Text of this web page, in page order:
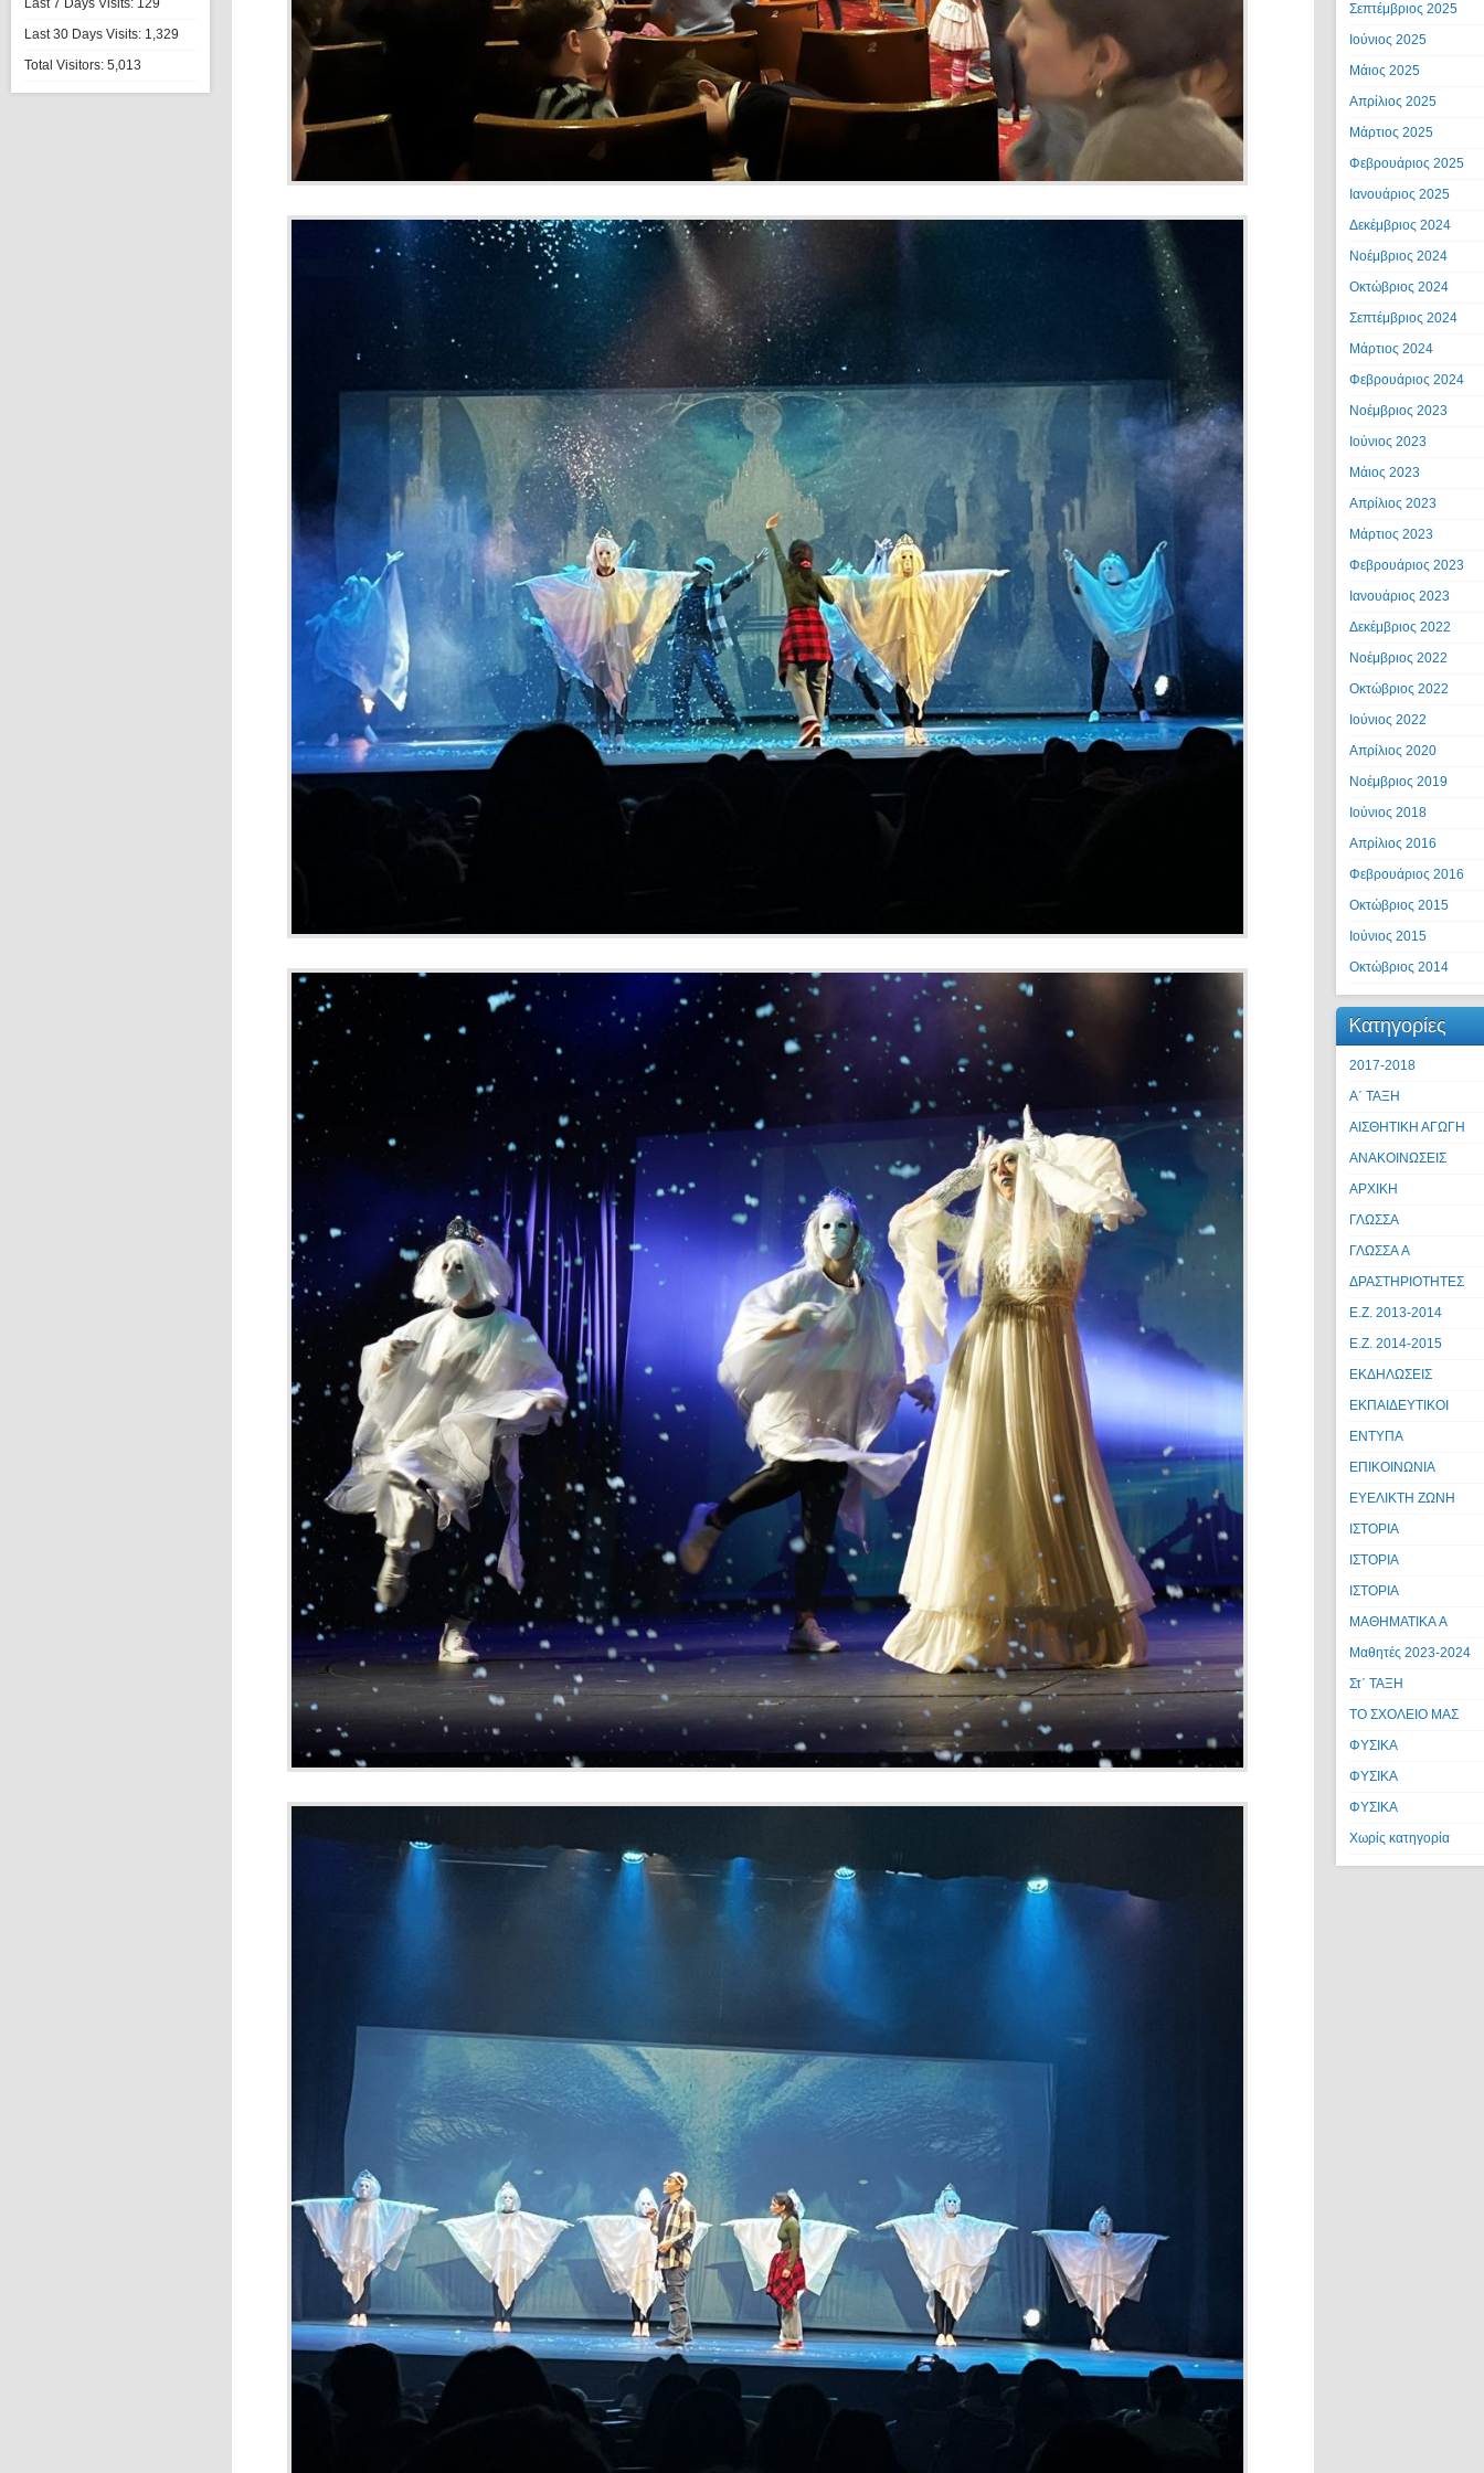
Last 7 Days Visits: 129
Last 30 Days Visits: 1,329
Total Visitors: 5,013
Σεπτέμβριος 2025
Ιούνιος 2025
Μάιος 2025
Απρίλιος 2025
Μάρτιος 2025
Φεβρουάριος 2025
Ιανουάριος 2025
Δεκέμβριος 2024
Νοέμβριος 2024
Οκτώβριος 2024
Σεπτέμβριος 2024
Μάρτιος 2024
Φεβρουάριος 2024
Νοέμβριος 2023
Ιούνιος 2023
Μάιος 2023
Απρίλιος 2023
Μάρτιος 2023
Φεβρουάριος 2023
Ιανουάριος 2023
Δεκέμβριος 2022
Νοέμβριος 2022
Οκτώβριος 2022
Ιούνιος 2022
Απρίλιος 2020
Νοέμβριος 2019
Ιούνιος 2018
Απρίλιος 2016
Φεβρουάριος 2016
Οκτώβριος 2015
Ιούνιος 2015
Οκτώβριος 2014
Kατηγορίες
2017-2018
Α΄ ΤΑΞΗ
ΑΙΣΘΗΤΙΚΗ ΑΓΩΓΗ
ΑΝΑΚΟΙΝΩΣΕΙΣ
ΑΡΧΙΚΗ
ΓΛΩΣΣΑ
ΓΛΩΣΣΑ A
ΔΡΑΣΤΗΡΙΟΤΗΤΕΣ
Ε.Ζ. 2013-2014
Ε.Ζ. 2014-2015
ΕΚΔΗΛΩΣΕΙΣ
ΕΚΠΑΙΔΕΥΤΙΚΟΙ
ΕΝΤΥΠΑ
ΕΠΙΚΟΙΝΩΝΙΑ
ΕΥΕΛΙΚΤΗ ΖΩΝΗ
ΙΣΤΟΡΙΑ
ΙΣΤΟΡΙΑ
ΙΣΤΟΡΙΑ
ΜΑΘΗΜΑΤΙΚΑ A
Μαθητές 2023-2024
Στ΄ ΤΑΞΗ
ΤΟ ΣΧΟΛΕΙΟ ΜΑΣ
ΦΥΣΙΚΑ
ΦΥΣΙΚΑ
ΦΥΣΙΚΑ
Χωρίς κατηγορία